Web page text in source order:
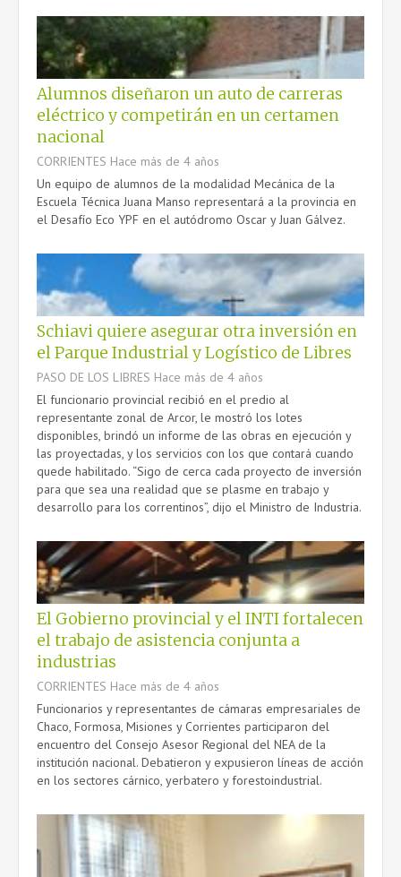
Alumnos diseñaron un auto de carreras
eléctrico y competirán en un certamen
nacional
CORRIENTES Hace más de 4 años
Un equipo de alumnos de la modalidad Mecánica de la
Escuela Técnica Juana Manso representará a la provincia en
el Desafío Eco YPF en el autódromo Oscar y Juan Gálvez.
Schiavi quiere asegurar otra inversión en
el Parque Industrial y Logístico de Libres
PASO DE LOS LIBRES Hace más de 4 años
El funcionario provincial recibió en el predio al
representante zonal de Arcor, le mostró los lotes
disponibles, brindó un informe de las obras en ejecución y
las proyectadas, y los servicios con los que contará cuando
quede habilitado. “Sigo de cerca cada proyecto de inversión
para que sea una realidad que se plasme en trabajo y
desarrollo para los correntinos”, dijo el Ministro de Industria.
El Gobierno provincial y el INTI fortalecen
el trabajo de asistencia conjunta a
industrias
CORRIENTES Hace más de 4 años
Funcionarios y representantes de cámaras empresariales de
Chaco, Formosa, Misiones y Corrientes participaron del
encuentro del Consejo Asesor Regional del NEA de la
institución nacional. Debatieron y expusieron líneas de acción
en los sectores cárnico, yerbatero y forestoindustrial.